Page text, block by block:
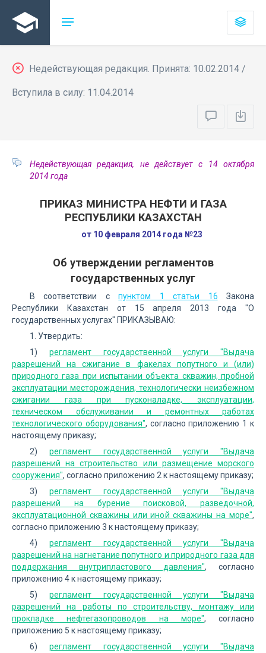
Недействующая редакция. Принята: 10.02.2014 /
Вступила в силу: 11.04.2014
Недействующая редакция, не действует с 14 октября
2014 года
ПРИКАЗ МИНИСТРА НЕФТИ И ГАЗА
РЕСПУБЛИКИ КАЗАХСТАН
от 10 февраля 2014 года №23
Об утверждении регламентов
государственных услуг
В соответствии спунктом 1 статьи 16 Закона
Республики Казахстан от 15 апреля 2013 года "О
государственных услугах" ПРИКАЗЫВАЮ:
1. Утвердить:
1) регламент государственной услуги "Выдача
разрешений на сжигание в факелах попутного и (или)
природного газа при испытании объекта скважин, пробной
эксплуатации месторождения, технологически неизбежном
сжигании газа при пусконаладке, эксплуатации,
техническом обслуживании и ремонтных работах
технологического оборудования", согласно приложению 1 к
настоящему приказу;
2) регламент государственной услуги "Выдача
разрешений на строительство или размещение морского
сооружения", согласно приложению 2 к настоящему приказу;
3) регламент государственной услуги "Выдача
разрешений на бурение поисковой, разведочной,
эксплуатационной скважины или иной скважины на море",
согласно приложению 3 к настоящему приказу;
4) регламент государственной услуги "Выдача
разрешений на нагнетание попутного и природного газа для
поддержания внутрипластового давления", согласно
приложению 4 к настоящему приказу;
5) регламент государственной услуги "Выдача
разрешений на работы по строительству, монтажу или
прокладке нефтегазопроводов на море", согласно
приложению 5 к настоящему приказу;
6) регламент государственной услуги "Выдача